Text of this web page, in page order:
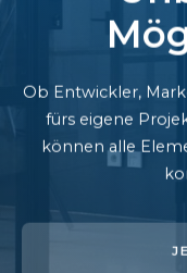
Ob Entwickler,
fürs eigene
können alle